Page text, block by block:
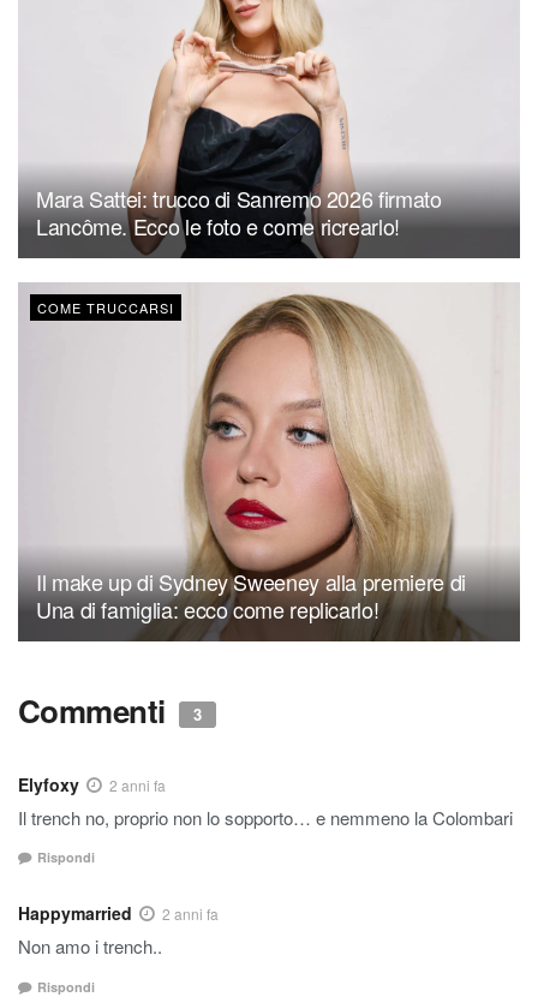
Mara Sattei: trucco di Sanremo 2026 firmato
Lancôme. Ecco le foto e come ricrearlo!
COME TRUCCARSI
Il make up di Sydney Sweeney alla premiere di
Una di famiglia: ecco come replicarlo!
Commenti 3
Elyfoxy 2 anni fa
Il trench no, proprio non lo sopporto… e nemmeno la Colombari
Rispondi
Happymarried 2 anni fa
Non amo i trench..
Rispondi